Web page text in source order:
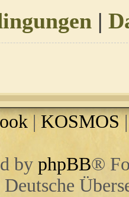
|
|KOSMOS
by phpBB®
Deutsche